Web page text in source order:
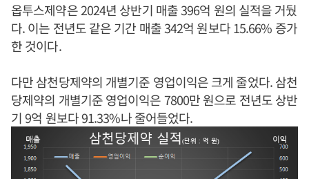
옵투스제약은 2024년 상반기 매출 396억 원의 실적을 거뒀
다. 이는 전년도 같은 기간 매출 342억 원보다 15.66% 증가
한 것이다.
다만 삼천당제약의 개별기준 영업이익은 크게 줄었다. 삼천
당제약의 개별기준 영업이익은 7800만 원으로 전년도 상반
기 9억 원보다 91.33%나 줄어들었다.